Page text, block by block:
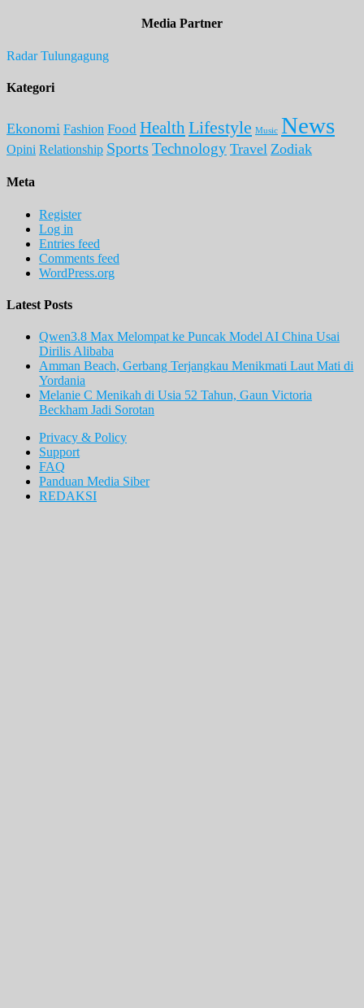
Media Partner
Radar Tulungagung
Kategori
Ekonomi Fashion Food Health Lifestyle Music News
Opini Relationship Sports Technology Travel Zodiak
Meta
Register
Log in
Entries feed
Comments feed
WordPress.org
Latest Posts
Qwen3.8 Max Melompat ke Puncak Model AI China Usai
Dirilis Alibaba
Amman Beach, Gerbang Terjangkau Menikmati Laut Mati di
Yordania
Melanie C Menikah di Usia 52 Tahun, Gaun Victoria
Beckham Jadi Sorotan
Privacy & Policy
Support
FAQ
Panduan Media Siber
REDAKSI